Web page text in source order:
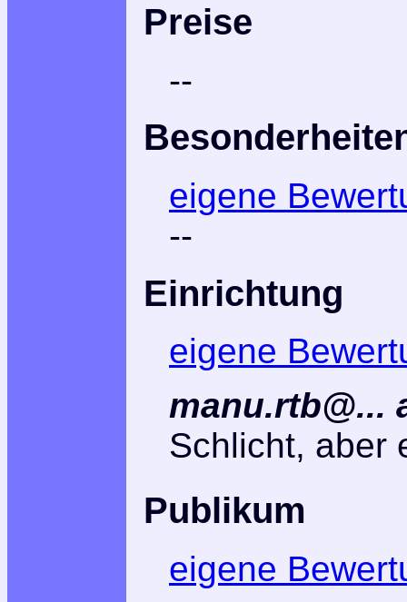
Preise
--
eigene
--
Einrichtung
eigene
manu.rtb@...
Schlicht, aber
Publikum
eigene